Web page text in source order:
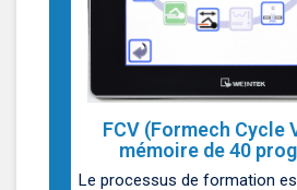
FCV (Formech Cycle
mémoire de 40
Le processus de formation